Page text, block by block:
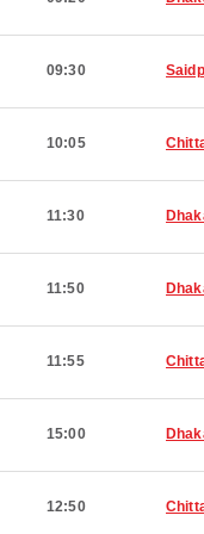
09:30
10:05
11:30
11:50
11:55
15:00
12:50